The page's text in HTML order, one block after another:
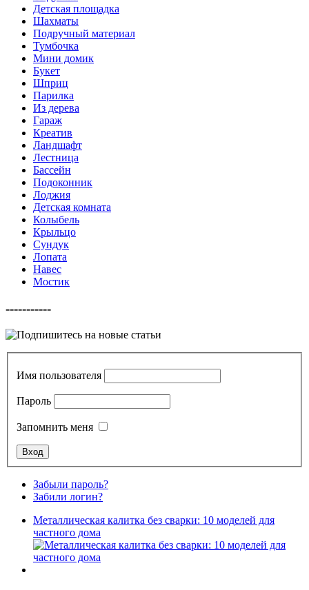
Детская площадка
Шахматы
Подручный материал
Тумбочка
Мини домик
Букет
Шприц
Парилка
Из дерева
Гараж
Креатив
Ландшафт
Лестница
Бассейн
Подоконник
Лоджия
Детская комната
Колыбель
Крыльцо
Сундук
Лопата
Навес
Мостик
-----------
Имя пользователя
Пароль
Запомнить меня
Забыли пароль?
Забили логин?
Металлическая калитка без сварки: 10 моделей для
частного дома